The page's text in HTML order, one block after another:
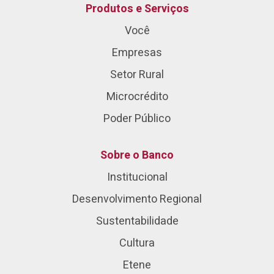
Produtos e Serviços
Você
Empresas
Setor Rural
Microcrédito
Poder Público
Sobre o Banco
Institucional
Desenvolvimento Regional
Sustentabilidade
Cultura
Etene